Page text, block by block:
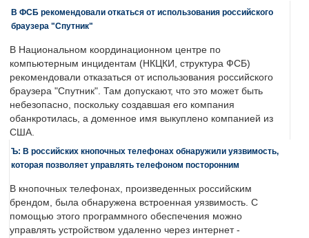
В ФСБ рекомендовали откаться от использования российского
браузера "Спутник"
В Национальном координационном центре по
компьютерным инцидентам (НКЦКИ, структура ФСБ)
рекомендовали отказаться от использования российского
браузера "Спутник". Там допускают, что это может быть
небезопасно, поскольку создавшая его компания
обанкротилась, а доменное имя выкуплено компанией из
США.
Ъ: В российских кнопочных телефонах обнаружили уязвимость,
которая позволяет управлять телефоном посторонним
В кнопочных телефонах, произведенных российским
брендом, была обнаружена встроенная уязвимость. С
помощью этого программного обеспечения можно
управлять устройством удаленно через интернет -